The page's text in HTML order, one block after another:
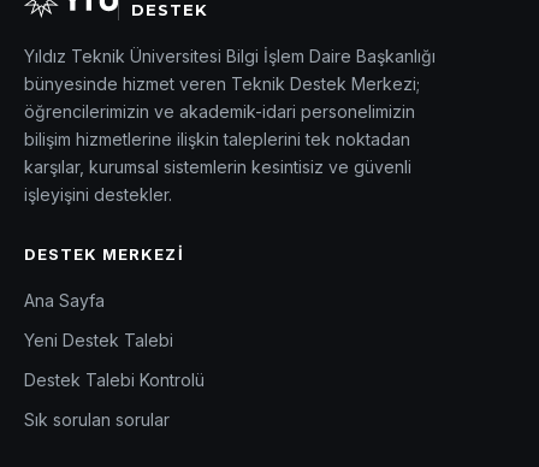
DESTEK
Yıldız Teknik Üniversitesi Bilgi İşlem Daire Başkanlığı
bünyesinde hizmet veren Teknik Destek Merkezi;
öğrencilerimizin ve akademik-idari personelimizin
bilişim hizmetlerine ilişkin taleplerini tek noktadan
karşılar, kurumsal sistemlerin kesintisiz ve güvenli
işleyişini destekler.
DESTEK MERKEZI
Ana Sayfa
Yeni Destek Talebi
Destek Talebi Kontrolü
Sık sorulan sorular